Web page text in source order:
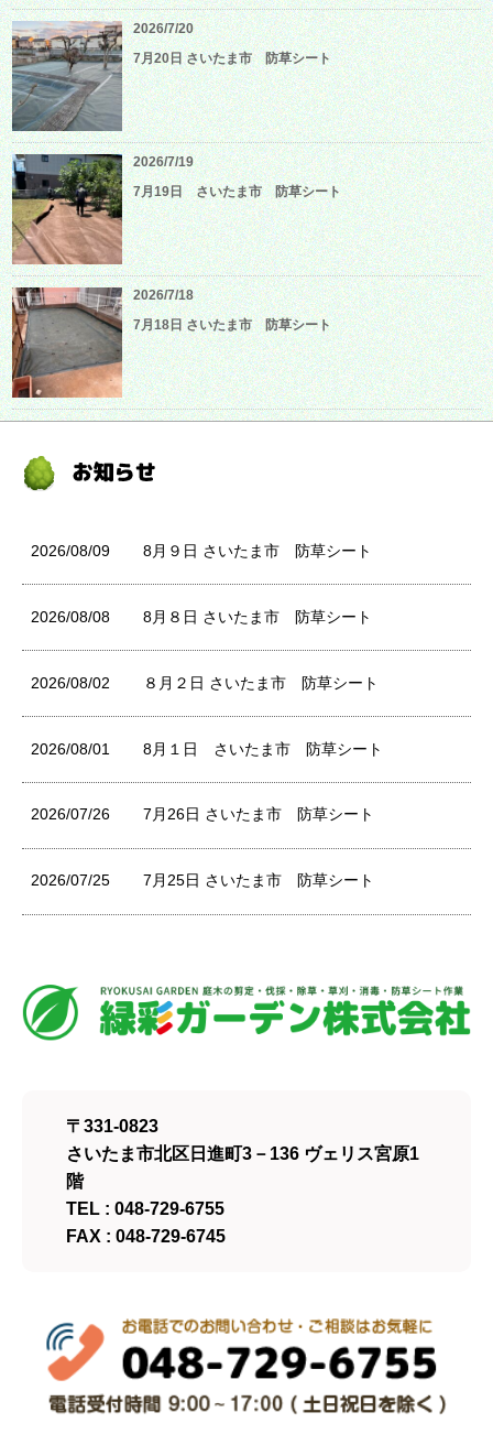
2026/7/20
7月20日 さいたま市 防草シート
2026/7/19
7月19日 さいたま市 防草シート
2026/7/18
7月18日 さいたま市 防草シート
2026/08/09 8月９日 さいたま市 防草シート
2026/08/08 8月８日 さいたま市 防草シート
2026/08/02 ８月２日 さいたま市 防草シート
2026/08/01 8月１日 さいたま市 防草シート
2026/07/26 7月26日 さいたま市 防草シート
2026/07/25 7月25日 さいたま市 防草シート
〒331-0823
さいたま市北区日進町3－136 ヴェリス宮原1
階
TEL : 048-729-6755
FAX : 048-729-6745